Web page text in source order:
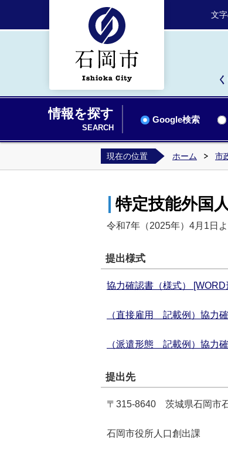
文
情報を探す
SEARCH
Google検索
現在の位置 ホーム 市
特定技能外国
令和7年（2025年）4月1日
提出様式
協力確認書（様式）
（直接雇用＿記載例）協力
（派遣形態＿記載例）協力
提出先
〒315‐8640 茨城県石岡市
石岡市役所人口創出課